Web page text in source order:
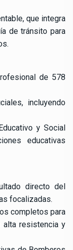
que integra
de tránsito para
de 578
incluyendo
y Social
educativas
directo del
focalizadas.
completos para
alta resistencia y